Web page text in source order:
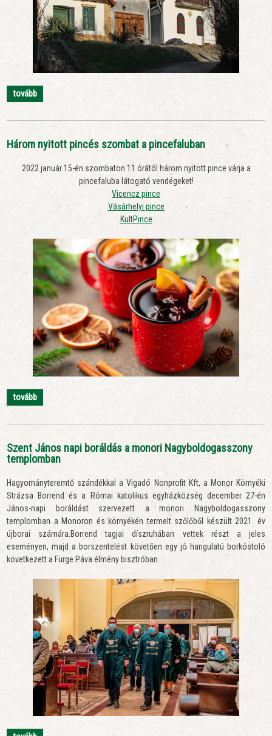
tovább
Három nyitott pincés szombat a pincefaluban
2022 január 15-én szombaton 11 órától három nyitott pince várja a
pincefaluba látogató vendégeket!
Vicencz pince
Vásárhelyi pince
KultPince
tovább
Szent János napi boráldás a monori Nagyboldogasszony
templomban
Hagyományteremtő szándékkal a Vigadó Nonprofit Kft, a Monor Környéki
Strázsa Borrend és a Római katolikus egyházközség december 27-én
János-napi boráldást szervezett a monori Nagyboldogasszony
templomban a Monoron és környékén termelt szőlőből készült 2021. év
újborai számára.Borrend tagjai díszruhában vettek részt a jeles
eseményen, majd a borszentelést követően egy jó hangulatú borkóstoló
következett a Fürge Páva élmény bisztróban.